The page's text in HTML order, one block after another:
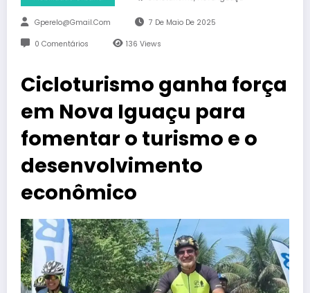
Gperelo@gmail.com 7 De Maio De 2025
0 Comentários 136 Views
Cicloturismo ganha força
em Nova Iguaçu para
fomentar o turismo e o
desenvolvimento
econômico